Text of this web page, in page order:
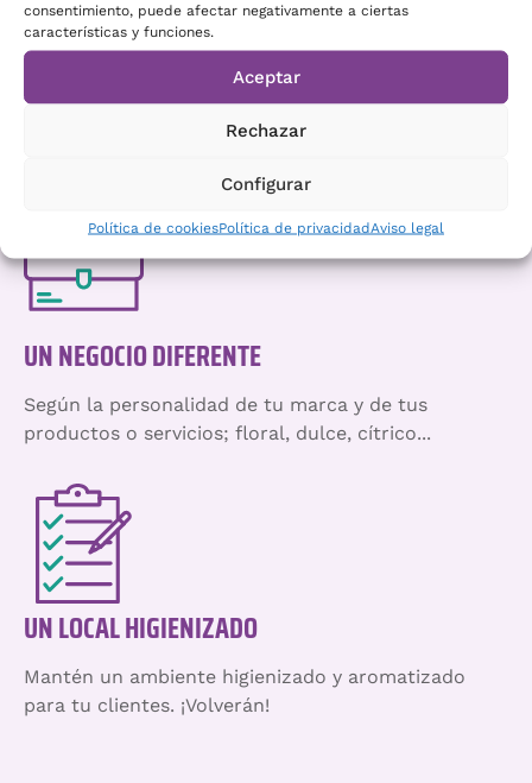
consentimiento, puede afectar negativamente a ciertas
características y funciones.
Aceptar
Rechazar
Configurar
Política de cookiesPolítica de privacidadAviso legal
EMPLEADOS SATISFECHOS
Trabajando en un lugar donde el ambiente es
UN NEGOCIO DIFERENTE
Según la personalidad de tu marca y de tus
productos o servicios; floral, dulce, cítrico...
UN LOCAL HIGIENIZADO
Mantén un ambiente higienizado y aromatizado
para tu clientes. ¡Volverán!